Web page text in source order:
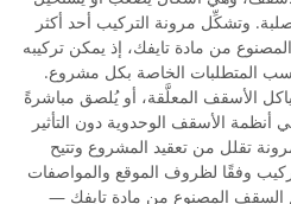
وتشكِّل مرونة التركيب أحد أكثر
من مادة تايفك، إذ يمكن تركيبه
المتطلبات الخاصة بكل مشروع.
الأسقف المعلَّقة، أو يُلصق مباشرةً
أنظمة الأسقف الوحدوية دون التأثير
تقلل من تعقيد المشروع وتتيح
وفقًا لظروف الموقع والمواصفات
السقف المصنوع من مادة تايفك —